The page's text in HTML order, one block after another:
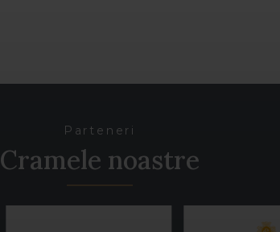
Parteneri
Cramele noastre